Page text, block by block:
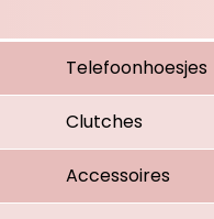
Telefoonhoesjes
Clutches
Accessoires